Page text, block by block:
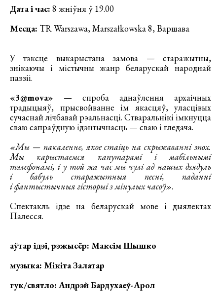
Дата і час: 8 жніўня ў 19.00
Месца: TR Warszawa, Marszałkowska 8, Варшава
У тэксце выкарыстана замова — старажытны,
знікаючы і містычны жанр беларускай народнай
паэзіі.
«3@mova» — спроба аднаўлення архаічных
традыцыяў, прысвойванне ім якасцяў, уласцівых
сучаснай лічбавай рэальнасці. Стваральнікі імкнуцца
сваю сапраўдную ідэнтычнасць — сваю і гледача.
«Мы — пакаленне, якое стаіць на скрыжаванні эпох.
Мы карыстаемся капутарамі і мабільнымі
тэлефонамі, і у той жа час мы чулі ад нашых дзядуль
і бабуль старажытныя песні, паданні
і фантыстычныя гісторыі з мінулых часоў».
Спектакль ідзе на беларускай мове і дыялектах
Палесся.
аўтар ідэі, рэжысёр: Максім Шышко
музыка: Мікіта Залатар
гук/святло: Андрэй Бардухаеў-Арол